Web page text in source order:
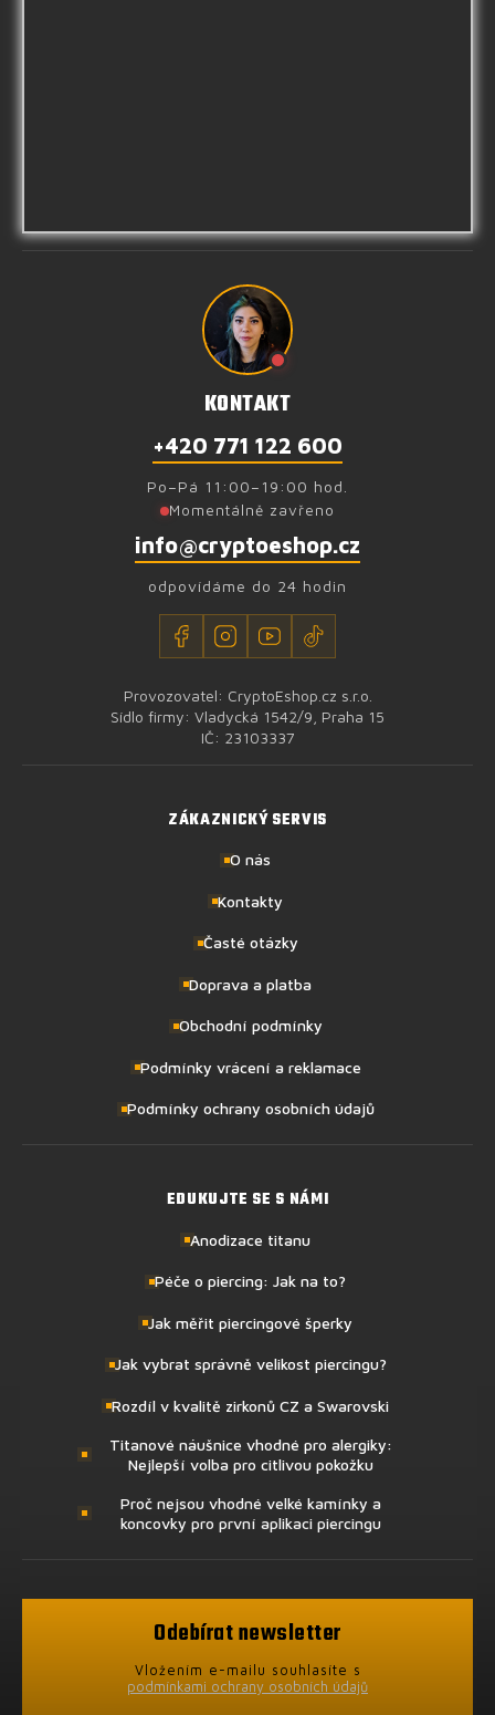
KONTAKT
+420 771 122 600
Po–Pá 11:00–19:00 hod.
Momentálně zavřeno
info@cryptoeshop.cz
odpovídáme do 24 hodin
Provozovatel: CryptoEshop.cz s.r.o.
Sídlo firmy: Vladycká 1542/9, Praha 15
IČ: 23103337
ZÁKAZNICKÝ SERVIS
O nás
Kontakty
Časté otázky
Doprava a platba
Obchodní podmínky
Podmínky vrácení a reklamace
Podmínky ochrany osobních údajů
EDUKUJTE SE S NÁMI
Anodizace titanu
Péče o piercing: Jak na to?
Jak měřit piercingové šperky
Jak vybrat správně velikost piercingu?
Rozdíl v kvalitě zirkonů CZ a Swarovski
Titanové náušnice vhodné pro alergiky:
Nejlepší volba pro citlivou pokožku
Proč nejsou vhodné velké kamínky a
koncovky pro první aplikaci piercingu
Odebírat newsletter
Vložením e-mailu souhlasíte s
podmínkami ochrany osobních údajů